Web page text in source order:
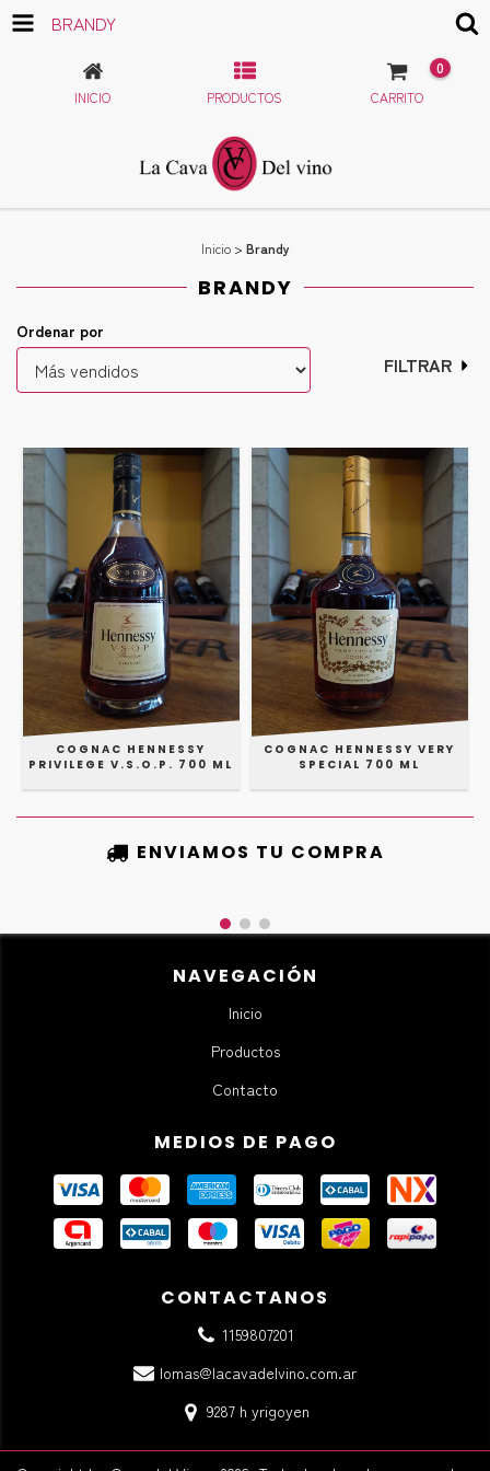
BRANDY
INICIO PRODUCTOS CARRITO
0
Inicio > Brandy
BRANDY
Ordenar por
FILTRAR
COGNAC HENNESSY
PRIVILEGE V.S.O.P. 700 ML
COGNAC HENNESSY VERY
SPECIAL 700 ML
ENVIAMOS TU COMPRA
NAVEGACIÓN
Inicio
Productos
Contacto
MEDIOS DE PAGO
CONTACTANOS
1159807201
lomas@lacavadelvino.com.ar
9287 h yrigoyen